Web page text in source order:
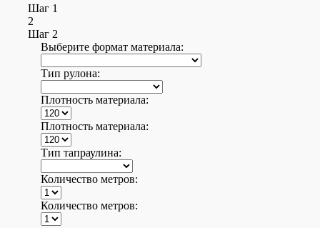
Шаг 1
2
Шаг 2
Выберите формат материала:
Тип рулона:
Плотность материала:
Плотность материала:
Тип тапраулина:
Количество метров:
Количество метров: